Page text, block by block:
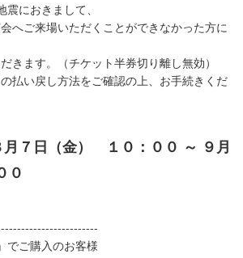
におきまして、
へご来場いただくことができなかった方に
きます。（チケット半券切り離し無効）
払い戻し方法をご確認の上、お手続きくだ
月７日（金） １０：００ ～ ９月
０
でご購入のお客様